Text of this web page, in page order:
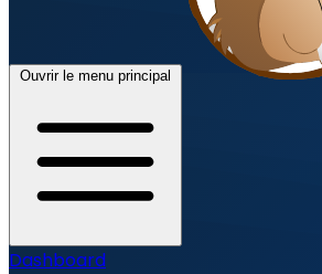
Ouvrir le menu principal
Dashboard